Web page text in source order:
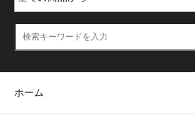
ホーム